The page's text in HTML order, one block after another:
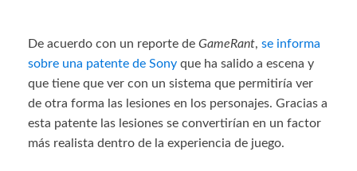
De acuerdo con un reporte de GameRant, se informa
sobre una patente de Sony que ha salido a escena y
que tiene que ver con un sistema que permitiría ver
de otra forma las lesiones en los personajes. Gracias a
esta patente las lesiones se convertirían en un factor
más realista dentro de la experiencia de juego.